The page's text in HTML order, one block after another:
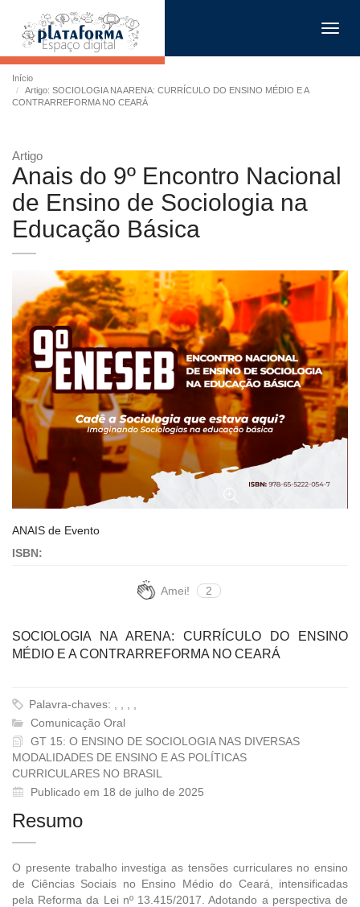
Início
Artigo: SOCIOLOGIA NA ARENA: CURRÍCULO DO ENSINO MÉDIO E A
CONTRARREFORMA NO CEARÁ
Artigo
Anais do 9º Encontro Nacional
de Ensino de Sociologia na
Educação Básica
ANAIS de Evento
ISBN:
Amei! 2
SOCIOLOGIA NA ARENA: CURRÍCULO DO ENSINO
MÉDIO E A CONTRARREFORMA NO CEARÁ
Palavra-chaves: , , , ,
Comunicação Oral
GT 15: O ENSINO DE SOCIOLOGIA NAS DIVERSAS
MODALIDADES DE ENSINO E AS POLÍTICAS
CURRICULARES NO BRASIL
Publicado em 18 de julho de 2025
Resumo
O presente trabalho investiga as tensões curriculares no ensino
de Ciências Sociais no Ensino Médio do Ceará, intensificadas
pela Reforma da Lei nº 13.415/2017. Adotando a perspectiva de